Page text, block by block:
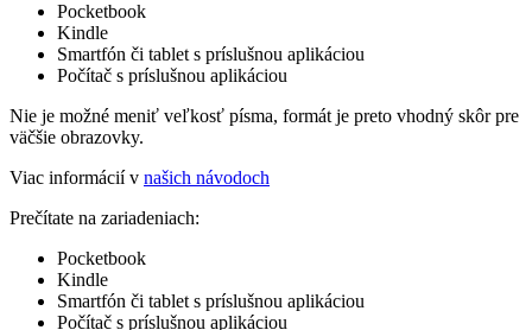
Pocketbook
Kindle
Smartfón či tablet s príslušnou aplikáciou
Počítač s príslušnou aplikáciou
Nie je možné meniť veľkosť písma, formát je preto vhodný skôr pre
väčšie obrazovky.
Viac informácií v našich návodoch
Prečítate na zariadeniach:
Pocketbook
Kindle
Smartfón či tablet s príslušnou aplikáciou
Počítač s príslušnou aplikáciou